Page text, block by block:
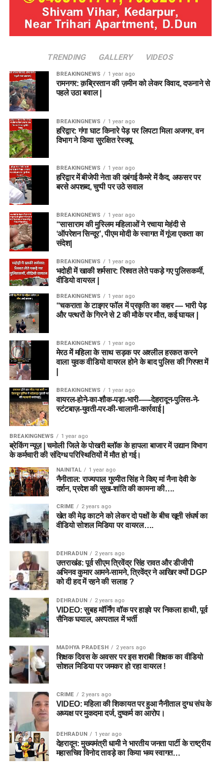
TRENDING GALLERY VIDEOS
BREAKINGNEWS 1 year ago
रामनगर: क़ब्रिस्तान की ज़मीन को लेकर विवाद, दफनाने से
पहले उठा बवाल |
BREAKINGNEWS 1 year ago
हरिद्वार: गंगा घाट किनारे पेड़ पर लिपटा मिला अजगर, वन
विभाग ने किया सुरक्षित रेस्क्यू
BREAKINGNEWS 1 year ago
हरिद्वार में बीजेपी नेता की दबंगई कैमरे में कैद, अफसर पर
बरसे अपशब्द, चुप्पी पर उठे सवाल
BREAKINGNEWS 1 year ago
“सासाराम की मुस्लिम महिलाओं ने रचाया मेहंदी से
‘ऑपरेशन सिन्दूर’, पीएम मोदी के स्वागत में गूंजा एकता का
संदेश|
BREAKINGNEWS 1 year ago
भदोही में खाकी शर्मसार: रिश्वत लेते पकड़े गए पुलिसकर्मी,
वीडियो वायरल |
BREAKINGNEWS 1 year ago
“चकराता के टाइगर फॉल में प्रकृति का कहर — भारी पेड़
और पत्थरों के गिरने से 2 की मौके पर मौत, कई घायल |
BREAKINGNEWS 1 year ago
मेरठ में महिला के साथ सड़क पर अश्लील हरकत करने
वाला युवक वीडियो वायरल होने के बाद पुलिस की गिरफ्त में
BREAKINGNEWS 1 year ago
वायरल-होने-का-शौक-पड़ा-भारी-—-देहरादून-पुलिस-ने-
स्टंटबाज़-युवती-पर-की-चालानी-कार्रवाई |
BREAKINGNEWS 1 year ago
ब्रेकिंग न्यूज़ | चमोली जिले के पोखरी ब्लॉक के हापला बाजार में उद्यान विभाग
के कर्मचारी की संदिग्ध परिस्थितियों में मौत हो गई।
NAINITAL 1 year ago
नैनीताल: राज्यपाल गुरमीत सिंह ने किए मां नैना देवी के
दर्शन, प्रदेश की सुख-शांति की कामना की….
CRIME 2 years ago
खेत की मेढ़ काटने को लेकर दो पक्षों के बीच खूनी संघर्ष का
वीडियो सोशल मिडिया पर वायरल….
DEHRADUN 2 years ago
उत्तराखंड: पूर्व सीएम त्रिवेंद्र सिंह रावत और डीजीपी
अभिनव कुमार आमने-सामने, त्रिवेंद्र ने आखिर क्यों DGP
को दी हद में रहने की सलाह ?
DEHRADUN 2 years ago
VIDEO: सुबह मॉर्निंग वॉक पर हाइवे पर निकला हाथी, पूर्व
सैनिक घयाल, अस्पताल में भर्ती
MADHYA PRADESH 2 years ago
शिक्षक दिवस के अवसर पर इस शराबी शिक्षक का वीडियो
सोशल मिडिया पर जमकर हो रहा वायरल !
CRIME 2 years ago
VIDEO: महिला की शिकायत पर हुआ नैनीताल दुग्ध संघ के
अध्यक्ष पर मुकदमा दर्ज, दुष्कर्म का आरोप।
DEHRADUN 1 year ago
देहरादून: मुख्यमंत्री धामी ने भारतीय जनता पार्टी के राष्ट्रीय
महासचिव विनोद तावड़े का किया भव्य स्वागत…